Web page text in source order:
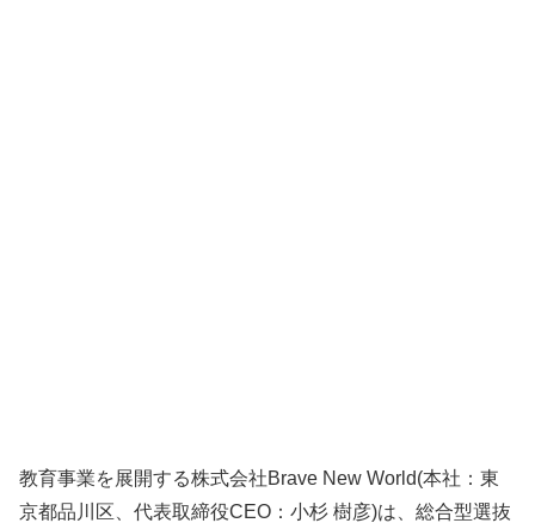
教育事業を展開する株式会社Brave New World(本社：東
京都品川区、代表取締役CEO：小杉 樹彦)は、総合型選抜